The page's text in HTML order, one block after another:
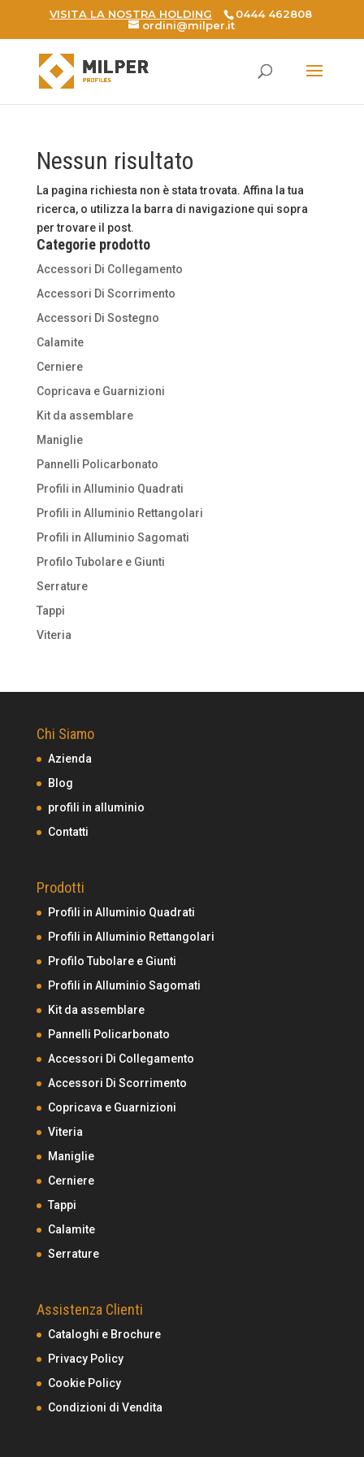
VISITA LA NOSTRA HOLDING
0444 462808
ordini@milper.it
Products
search
Nessun risultato
La pagina richiesta non è stata trovata. Affina la tua
ricerca, o utilizza la barra di navigazione qui sopra
per trovare il post.
Categorie prodotto
Accessori Di Collegamento
Accessori Di Scorrimento
Accessori Di Sostegno
Calamite
Cerniere
Copricava e Guarnizioni
Kit da assemblare
Maniglie
Pannelli Policarbonato
Profili in Alluminio Quadrati
Profili in Alluminio Rettangolari
Profili in Alluminio Sagomati
Profilo Tubolare e Giunti
Serrature
Tappi
Viteria
Chi Siamo
Azienda
Blog
profili in alluminio
Contatti
Prodotti
Profili in Alluminio Quadrati
Profili in Alluminio Rettangolari
Profilo Tubolare e Giunti
Profili in Alluminio Sagomati
Kit da assemblare
Pannelli Policarbonato
Accessori Di Collegamento
Accessori Di Scorrimento
Copricava e Guarnizioni
Viteria
Maniglie
Cerniere
Tappi
Calamite
Serrature
Assistenza Clienti
Cataloghi e Brochure
Privacy Policy
Cookie Policy
Condizioni di Vendita